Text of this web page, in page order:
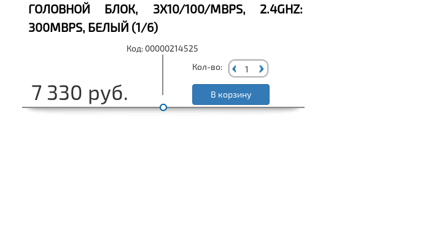
ГОЛОВНОЙ БЛОК, 3X10/100/MBPS, 2.4GHZ:
300MBPS, БЕЛЫЙ (1/6)
Код: 00000214525
7 330 руб.
Кол-во:
В корзину